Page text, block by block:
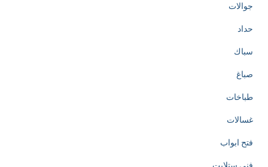
جوالات
حداد
سباك
صباغ
طباخات
غسالات
فتح ابواب
فني ستلايت